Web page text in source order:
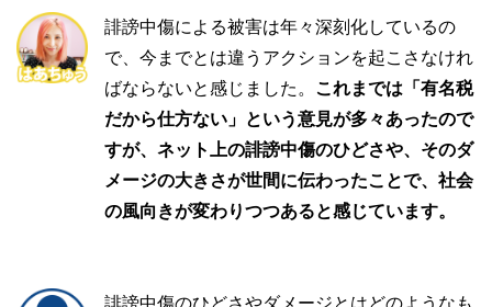
誹謗中傷による被害は年々深刻化しているの
で、今までとは違うアクションを起こさなけれ
ばならないと感じました。 これまでは「有名税
だから仕方ない」という意見が多々あったので
すが、ネット上の誹謗中傷のひどさや、そのダ
メージの大きさが世間に伝わったことで、社会
の風向きが変わりつつあると感じています。
誹謗中傷のひどさやダメージとはどのようなも